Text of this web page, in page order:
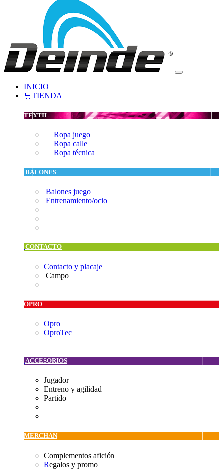
INICIO
🛒TIENDA
TEXTIL
Ropa juego
Ropa calle
Ropa técnica
BALONES
Balones juego
Entrenamiento/ocio
CONTACTO
Contacto y placaje
Campo
OPRO
Opro
OproTec
ACCESORIOS
Jugador
Entreno y agilidad
Partido
MERCHAN
Complementos afición
Regalos y promo